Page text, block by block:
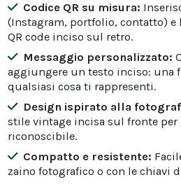
Codice QR su misura:
(Instagram, portfolio, contatto) e
QR code inciso sul retro.
Messaggio personalizzato:
aggiungere un testo inciso: una
qualsiasi cosa ti rappresenti.
Design ispirato alla
stile vintage incisa sul fronte
riconoscibile.
Compatto e resistente:
zaino fotografico o con le chiavi